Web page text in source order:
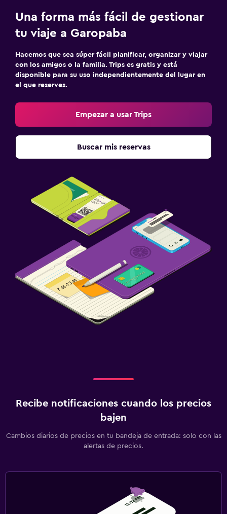
Una forma más fácil de gestionar
tu viaje a Garopaba
Hacemos que sea súper fácil planificar, organizar y viajar
con los amigos o la familia. Trips es gratis y está
disponible para su uso independientemente del lugar en
el que reserves.
Empezar a usar Trips
Buscar mis reservas
Recibe notificaciones cuando los precios
bajen
Cambios diarios de precios en tu bandeja de entrada: solo con las
alertas de precios.